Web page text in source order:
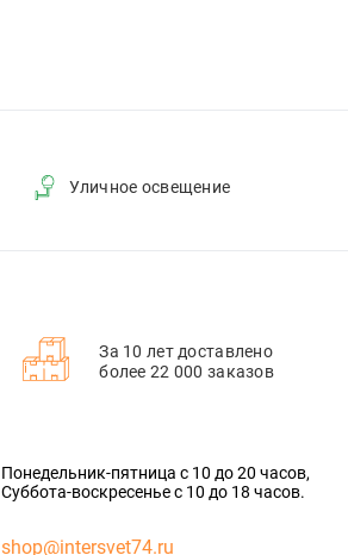
Уличное освещение
За 10 лет доставлено
более 22 000 заказов
Понедельник-пятница с 10 до 20 часов,
Суббота-воскресенье с 10 до 18 часов.
shop@intersvet74.ru